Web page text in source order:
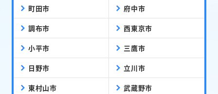
町田市 府中市
調布市 西東京市
小平市 三鷹市
日野市 立川市
東村山市 武蔵野市